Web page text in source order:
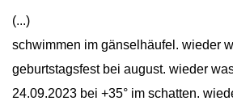
(...)
schwimmen im gänselhäufel. wieder
geburtstagsfest bei august. wieder
24.09.2023 bei +35° im schatten.